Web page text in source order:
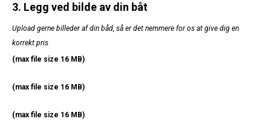
3. Legg ved bilde av din båt
Upload gerne billeder af din båd, så er det nemmere for os at give dig en
korrekt pris
(max file size 16 MB)
(max file size 16 MB)
(max file size 16 MB)